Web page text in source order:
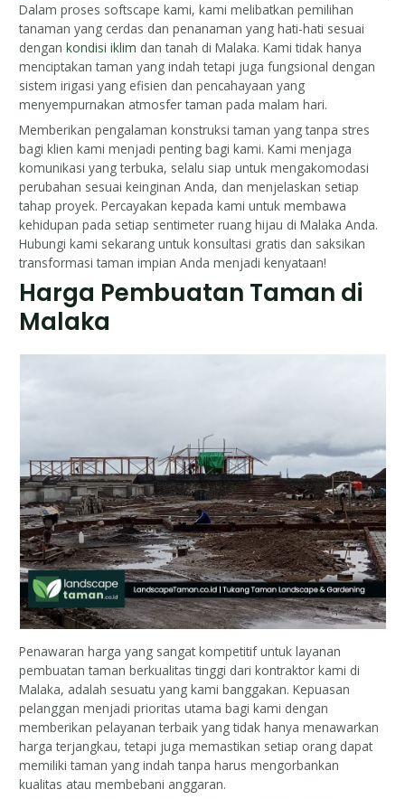
Dalam proses softscape kami, kami melibatkan pemilihan
tanaman yang cerdas dan penanaman yang hati-hati sesuai
dengankondisi iklim dan tanah di Malaka. Kami tidak hanya
menciptakan taman yang indah tetapi juga fungsional dengan
sistem irigasi yang efisien dan pencahayaan yang
menyempurnakan atmosfer taman pada malam hari.
Memberikan pengalaman konstruksi taman yang tanpa stres
bagi klien kami menjadi penting bagi kami. Kami menjaga
komunikasi yang terbuka, selalu siap untuk mengakomodasi
perubahan sesuai keinginan Anda, dan menjelaskan setiap
tahap proyek. Percayakan kepada kami untuk membawa
kehidupan pada setiap sentimeter ruang hijau di Malaka Anda.
Hubungi kami sekarang untuk konsultasi gratis dan saksikan
transformasi taman impian Anda menjadi kenyataan!
Harga Pembuatan Taman di
Malaka
Penawaran harga yang sangat kompetitif untuk layanan
pembuatan taman berkualitas tinggi dari kontraktor kami di
Malaka, adalah sesuatu yang kami banggakan. Kepuasan
pelanggan menjadi prioritas utama bagi kami dengan
memberikan pelayanan terbaik yang tidak hanya menawarkan
harga terjangkau, tetapi juga memastikan setiap orang dapat
memiliki taman yang indah tanpa harus mengorbankan
kualitas atau membebani anggaran.